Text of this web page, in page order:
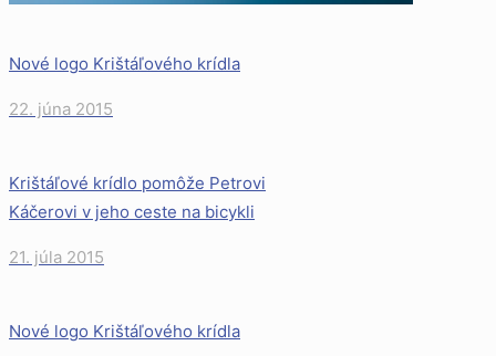
Nové logo Krištáľového krídla
22. júna 2015
Krištáľové krídlo pomôže Petrovi
Káčerovi v jeho ceste na bicykli
21. júla 2015
Nové logo Krištáľového krídla